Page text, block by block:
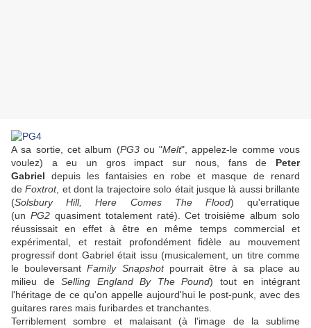
A sa sortie, cet album (PG3ou "Melt", appelez-le comme vous
voulez) a eu un gros impact sur nous, fans de Peter
Gabriel depuis les fantaisies en robe et masque de renard
deFoxtrot, et dont la trajectoire solo était jusque là aussi brillante
(Solsbury Hill, Here Comes The Flood) qu'erratique
(un PG2 quasiment totalement raté). Cet troisième album solo
réussissait en effet à être en même temps commercial et
expérimental, et restait profondément fidèle au mouvement
progressif dont Gabrielétait issu (musicalement, un titre comme
le bouleversantFamily Snapshotpourrait être à sa place au
milieu deSelling England By The Pound) tout en intégrant
l'héritage de ce qu'on appelle aujourd'hui le post-punk, avec des
guitares rares mais furibardes et tranchantes.
Terriblement sombre et malaisant (à l'image de la sublime